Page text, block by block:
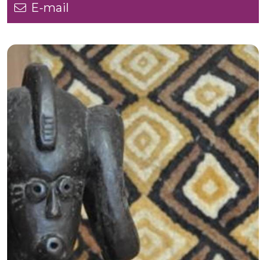
E-mail